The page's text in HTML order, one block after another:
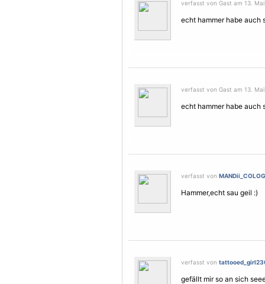
verfasst von Gast am 13.
echt hammer habe auch
verfasst von Gast am 13.
echt hammer habe auch
verfasst von
Hammer,echt sau geil :)
verfasst von
gefällt mir so an sich